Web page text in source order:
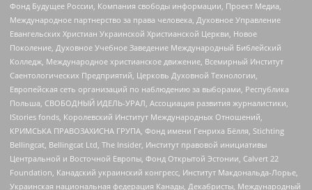
Фонд Будущее России, Компания свободы информации, Проект Медиа,
Международное партнерство за права человека, Духовное Управление
Евангельских Христиан Украинской Христианской Церкви, Новое
Поколение, Духовное Учебное Заведение Международный Библейский
Колледж, Международное христианское движение, Всемирный Институт
Саентологических Предприятий, Церковь Духовной Технологии,
Европейская сеть организаций по наблюдению за выборами, Республика
Польша, СВОБОДНЫЙ ИДЕЛЬ-УРАЛ, Ассоциация развития журналистики,
IStories fonds, Королевский Институт Международных Отношений,
КРИМСЬКА ПРАВОЗАХИСНА ГРУПА, Фонд имени Генриха Бёлля, Stichting
Bellingcat, Bellingcat Ltd, The Insider, Институт правовой инициативы
Центральной и Восточной Европы, Фонд Открытой Эстонии, Calvert 22
Foundation, Канадский украинский конгресс, Институт Макдональда-Лорье,
Украинская национальная федерация Канады, Декабристы, Международный